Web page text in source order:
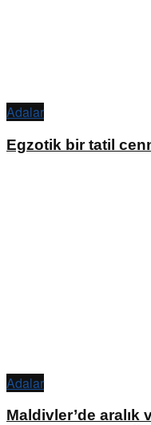
Adalar
Egzotik bir tatil
Adalar
Maldivler’de aralık